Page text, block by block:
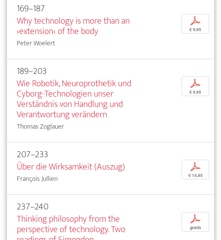
169–187
Why technology is more than an
›extension‹ of the body
Peter Woelert
p
€ 9,95
189–203
Wie Robotik, Neuroprothetik und
Cyborg-Technologien unser
Verständnis von Handlung und
Verantwortung verändern
Thomas Zoglauer
p
€ 9,95
207–233
Über die Wirksamkeit (Auszug)
François Jullien
p
€ 14,95
237–240
Thinking philosophy from the
perspective of technology. Two
p
gratis